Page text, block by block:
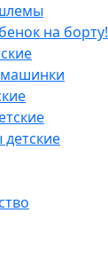
на борту!